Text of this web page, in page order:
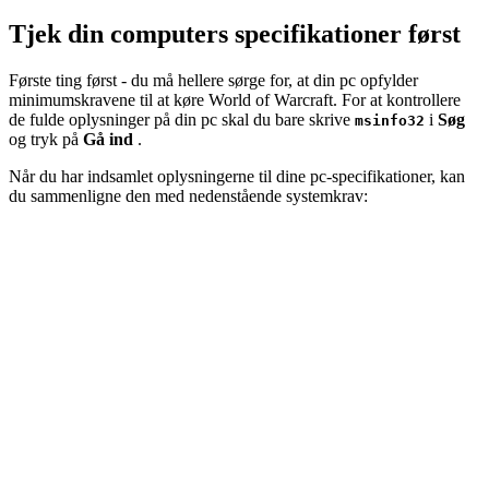
Tjek din computers specifikationer først
Første ting først - du må hellere sørge for, at din pc opfylder
minimumskravene til at køre World of Warcraft. For at kontrollere
de fulde oplysninger på din pc skal du bare skrive msinfo32 i Søg
og tryk på Gå ind .
Når du har indsamlet oplysningerne til dine pc-specifikationer, kan
du sammenligne den med nedenstående systemkrav: